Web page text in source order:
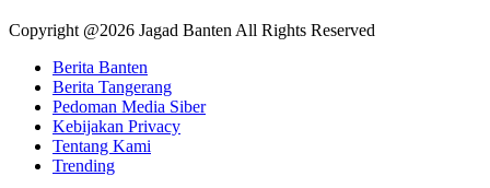
Copyright @2026 Jagad Banten All Rights Reserved
Berita Banten
Berita Tangerang
Pedoman Media Siber
Kebijakan Privacy
Tentang Kami
Trending